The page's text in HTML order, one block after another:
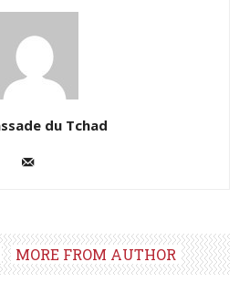
du Tchad
MORE FROM AUTHOR